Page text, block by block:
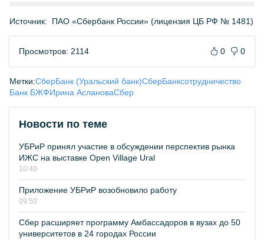
Источник: ПАО «Сбербанк России» (лицензия ЦБ РФ № 1481)
Просмотров: 2114 0 0
Метки:СберБанк (Уральский банк)СберБанксотрудничество
Банк БЖФИрина АслановаСбер
Новости по теме
УБРиР принял участие в обсуждении перспектив рынка
ИЖС на выставке Open Village Ural
10:40
Приложение УБРиР возобновило работу
09:50
Сбер расширяет программу Амбассадоров в вузах до 50
университетов в 24 городах России